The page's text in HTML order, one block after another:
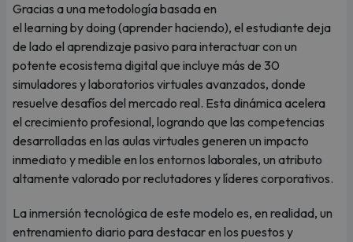
Gracias a una metodología basada en
el learning by doing (aprender haciendo), el estudiante deja
de lado el aprendizaje pasivo para interactuar con un
potente ecosistema digital que incluye más de 30
simuladores y laboratorios virtuales avanzados, donde
resuelve desafíos del mercado real. Esta dinámica acelera
el crecimiento profesional, logrando que las competencias
desarrolladas en las aulas virtuales generen un impacto
inmediato y medible en los entornos laborales, un atributo
altamente valorado por reclutadores y líderes corporativos.
La inmersión tecnológica de este modelo es, en realidad, un
entrenamiento diario para destacar en los puestos y